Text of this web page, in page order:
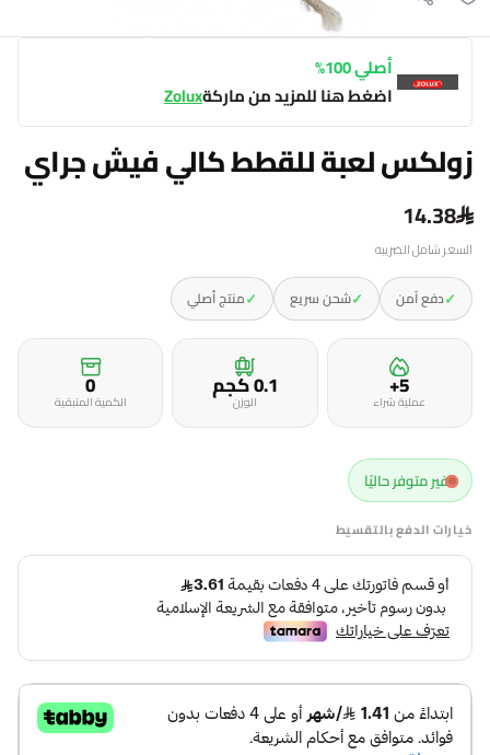
أصلي 100%
اضغط هنا للمزيد من ماركةZolux
زولكس لعبة للقطط كالي فيش جراي
14.38
السعر شامل الضريبه
✓دفع آمن ✓شحن سريع ✓منتج أصلي
5+
عملية شراء 0.1 كجمالوزن 0
الكمية المتبقية
غير متوفر حاليًا
خيارات الدفع بالتقسيط